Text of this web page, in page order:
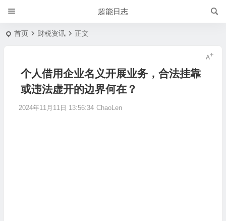
超能日志
首页 财税资讯 正文
个人借用企业名义开展业务，合法挂靠
或违法虚开的边界何在？
2024年11月11日 13:56:34 ChaoLen